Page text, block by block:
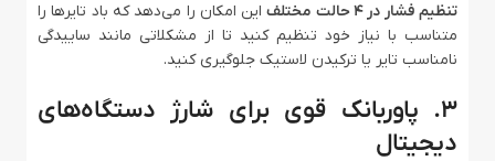
تنظیم فشار در 4 حالت مختلف
این امکان را می‌دهد که باد تایرها را
متناسب با نیاز خود تنظیم کنید تا از مشکلاتی مانند ساییدگی
نامناسب تایر یا ترکیدن لاستیک جلوگیری کنید.
3. پاوربانک قوی برای شارژ دستگاه‌های
دیجیتال